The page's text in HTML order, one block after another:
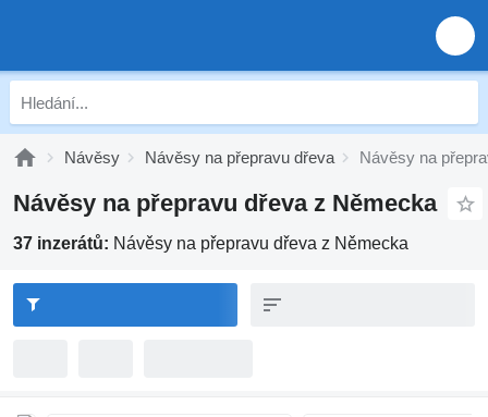
Návěsy Návěsy na přepravu dřeva Návěsy na
Návěsy na přepravu dřeva z Německa
37 inzerátů: Návěsy na přepravu dřeva z Německa